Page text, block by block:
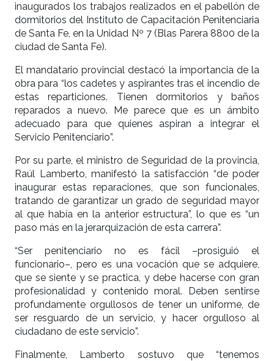
inaugurados los trabajos realizados en el pabellón de
dormitorios del Instituto de Capacitación Penitenciaria
de Santa Fe, en la Unidad Nº 7 (Blas Parera 8800 de la
ciudad de Santa Fe).
El mandatario provincial destacó la importancia de la
obra para “los cadetes y aspirantes tras el incendio de
estas reparticiones. Tienen dormitorios y baños
reparados a nuevo. Me parece que es un ámbito
adecuado para que quienes aspiran a integrar el
Servicio Penitenciario”.
Por su parte, el ministro de Seguridad de la provincia,
Raúl Lamberto, manifestó la satisfacción “de poder
inaugurar estas reparaciones, que son funcionales,
tratando de garantizar un grado de seguridad mayor
al que había en la anterior estructura”, lo que es “un
paso más en la jerarquización de esta carrera”.
“Ser penitenciario no es fácil –prosiguió el
funcionario–, pero es una vocación que se adquiere,
que se siente y se practica, y debe hacerse con gran
profesionalidad y contenido moral. Deben sentirse
profundamente orgullosos de tener un uniforme, de
ser resguardo de un servicio, y hacer orgulloso al
ciudadano de este servicio”.
Finalmente, Lamberto sostuvo que “tenemos